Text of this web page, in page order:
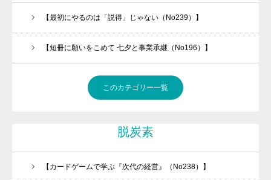
【最初にやるのは「説得」じゃない（No239）】
【短冊に願いをこめて 七夕と事業承継（No196）】
このカテゴリー一覧
脱炭素
【カードゲームで学ぶ『次代の経営』（No238）】